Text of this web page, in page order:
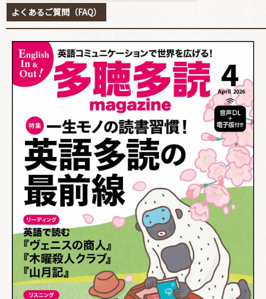
よくあるご質問（FAQ）